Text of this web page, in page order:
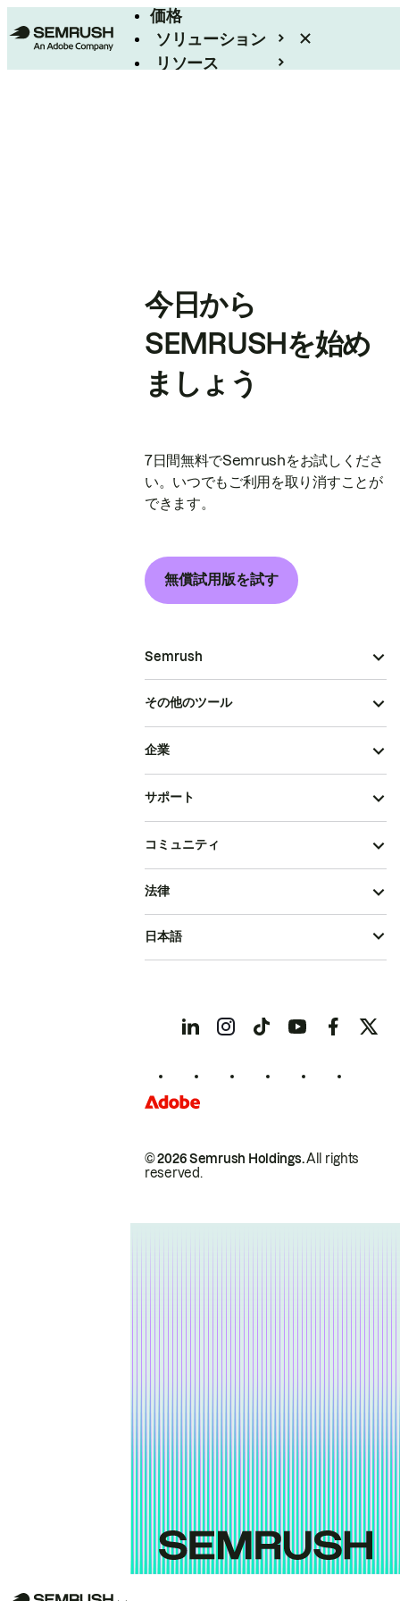
価格
ソリューション
リソース
今日から
SEMRUSHを始め
ましょう
7日間無料でSemrushをお試しくださ
い。いつでもご利用を取り消すことが
できます。
無償試用版を試す
Semrush
その他のツール
企業
サポート
コミュニティ
© 2026 Semrush Holdings.All rights
reserved.
法律
日本語